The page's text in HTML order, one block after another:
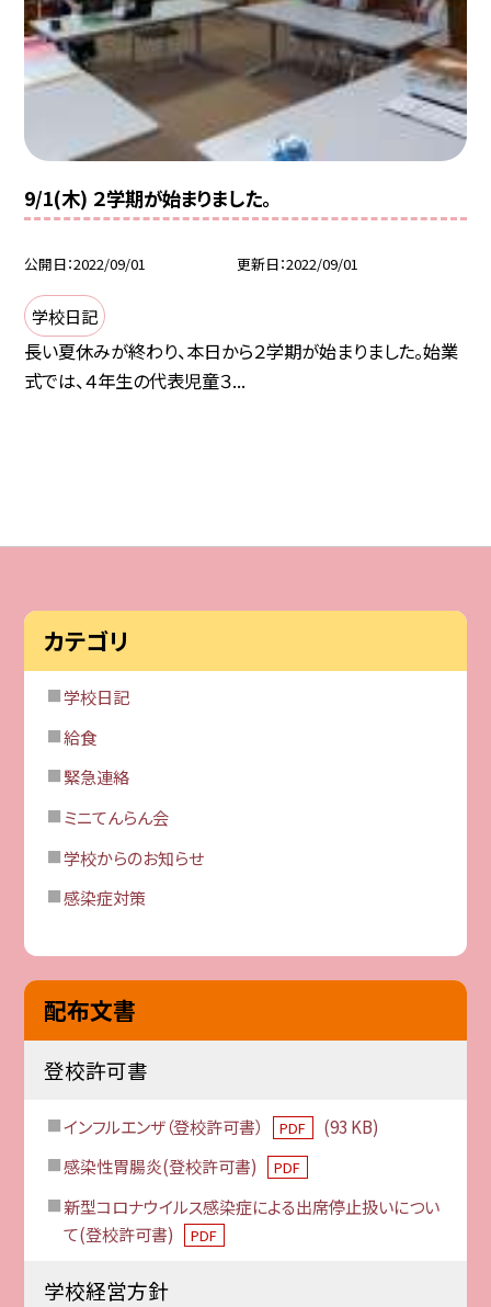
9/1(木) ２学期が始まりました。
公開日 2022/09/01 更新日 2022/09/01
学校日記
長い夏休みが終わり、本日から２学期が始まりました。始業
式では、４年生の代表児童３...
カテゴリ
学校日記
給食
緊急連絡
ミニてんらん会
学校からのお知らせ
感染症対策
配布文書
登校許可書
インフルエンザ（登校許可書） PDF
(93 KB)
感染性胃腸炎(登校許可書)
PDF
新型コロナウイルス感染症による出席停止扱いについ
て(登校許可書)
PDF
学校経営方針